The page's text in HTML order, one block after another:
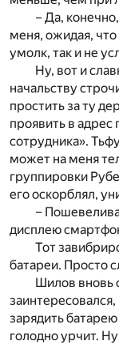
– Да,
меня, ожидая, что
умолк, так и не
Ну, вот и
начальству
простить за ту
проявить в адрес
сотрудника».
может на меня
группировки
его оскорблял,
–
дисплею
Тот
батареи. Просто
Шилов вновь
зарядить
голодно урчит.